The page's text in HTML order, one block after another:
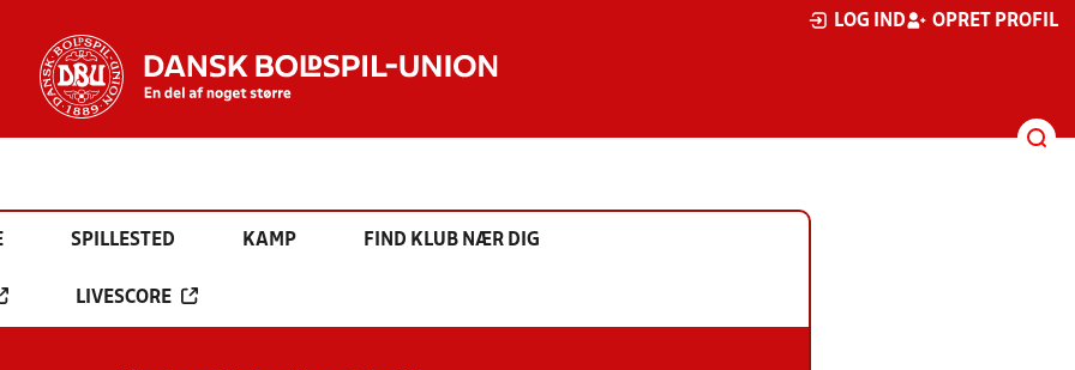
LOG IND OPRET PROFIL
SPILLESTED KAMP FIND KLUB NÆR DIG
LIVESCORE